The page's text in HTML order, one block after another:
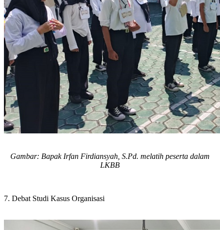
Gambar: Bapak Irfan Firdiansyah, S.Pd. melatih peserta dalam
LKBB
7. Debat Studi Kasus Organisasi